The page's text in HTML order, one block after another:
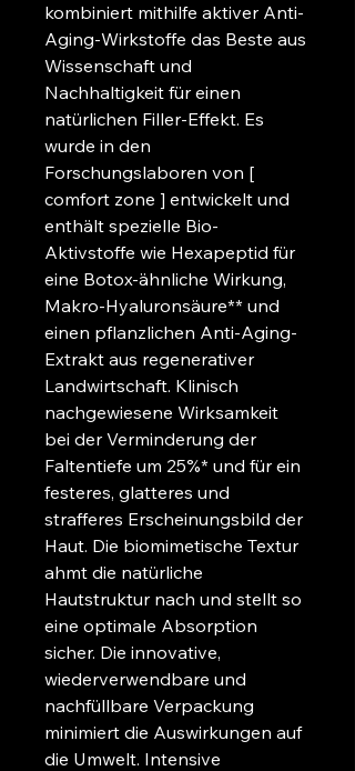
kombiniert mithilfe aktiver Anti-
Aging-Wirkstoffe das Beste aus
Wissenschaft und
Nachhaltigkeit für einen
natürlichen Filler-Effekt. Es
wurde in den
Forschungslaboren von [
comfort zone ] entwickelt und
enthält spezielle Bio-
Aktivstoffe wie Hexapeptid für
eine Botox-ähnliche Wirkung,
Makro-Hyaluronsäure** und
einen pflanzlichen Anti-Aging-
Extrakt aus regenerativer
Landwirtschaft. Klinisch
nachgewiesene Wirksamkeit
bei der Verminderung der
Faltentiefe um 25%* und für ein
festeres, glatteres und
strafferes Erscheinungsbild der
Haut. Die biomimetische Textur
ahmt die natürliche
Hautstruktur nach und stellt so
eine optimale Absorption
sicher. Die innovative,
wiederverwendbare und
nachfüllbare Verpackung
minimiert die Auswirkungen auf
die Umwelt. Intensive